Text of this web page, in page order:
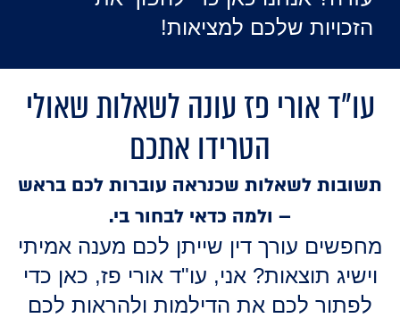
הזכויות שלכם למציאות!
עו"ד אורי פז עונה לשאלות שאולי
הטרידו אתכם
תשובות לשאלות שכנראה עוברות לכם בראש
– ולמה כדאי לבחור בי.
מחפשים עורך דין שייתן לכם מענה אמיתי
וישיג תוצאות? אני, עו"ד אורי פז, כאן כדי
לפתור לכם את הדילמות ולהראות לכם